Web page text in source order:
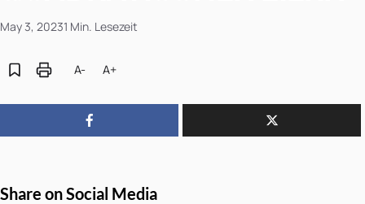
May 3, 20231 Min. Lesezeit
A- A+
Share on Social Media